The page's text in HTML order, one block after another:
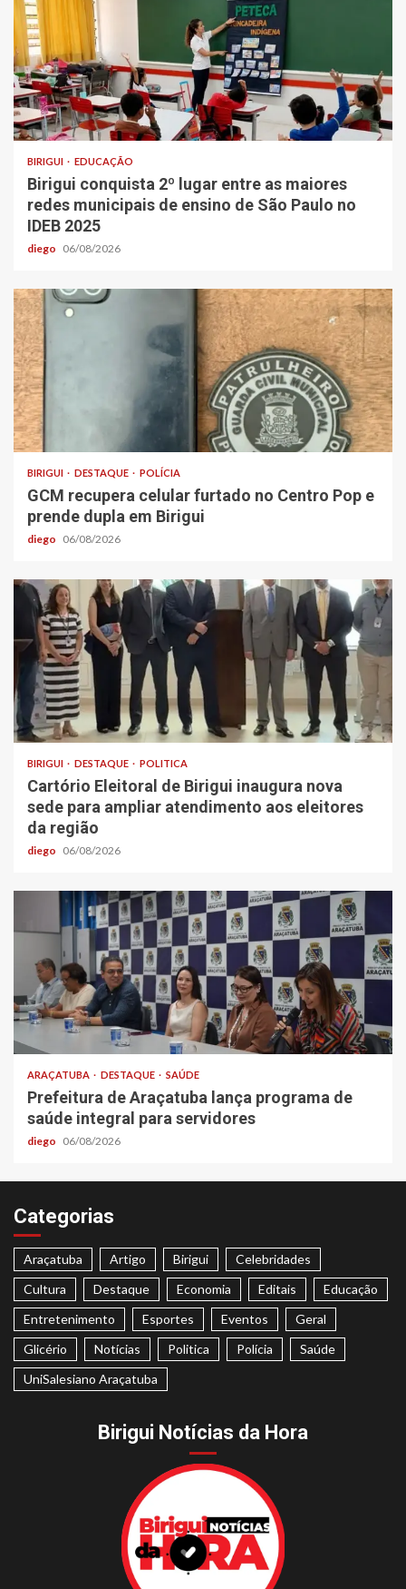
BIRIGUI EDUCAÇÃO
Birigui conquista 2º lugar entre as maiores
redes municipais de ensino de São Paulo no
IDEB 2025
diego 06/08/2026
BIRIGUI DESTAQUE POLÍCIA
GCM recupera celular furtado no Centro Pop e
prende dupla em Birigui
diego 06/08/2026
BIRIGUI DESTAQUE POLITICA
Cartório Eleitoral de Birigui inaugura nova
sede para ampliar atendimento aos eleitores
da região
diego 06/08/2026
ARAÇATUBA DESTAQUE SAÚDE
Prefeitura de Araçatuba lança programa de
saúde integral para servidores
diego 06/08/2026
Categorias
Araçatuba Artigo Birigui
Celebridades
Cultura
Destaque Economia Editais
Educação
Entretenimento
Esportes Eventos
Geral
Glicério
Notícias Politica Polícia
Saúde
UniSalesiano Araçatuba
Birigui Notícias da Hora